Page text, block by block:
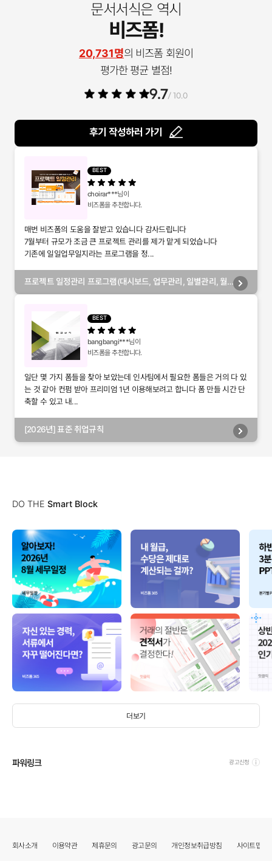
문서서식은 역시
비즈폼!
20,731명의 비즈폼 회원이
평가한 평균 별점!
9.7/ 10.0
후기 작성하러 가기
BEST
choirar***님이
비즈폼을 추천합니다.
매번 비즈폼의 도움을 잘받고 있습니다 감사드립니다
7월부터 규모가 조금 큰 프로젝트 관리를 제가 맡게 되었습니다
기존에 일일업무일지라는 프로그램을 정...
프로젝트 일정관리 프로그램(대시보드, 업무관리, 일별관리, 월
BEST
bangbangi***님이
비즈폼을 추천합니다.
일단 몇 가지 폼들을 찾아 보았는데 인사팀에서 필요한 폼들은 거의 다 있
는 것 같아 컨펌 받아 프리미엄 1년 이용해보려고 합니다 폼 만들 시간 단
축할 수 있고 내...
[2026년] 표준 취업규칙
DO THE Smart Block
더보기
파워링크 광고신청
회사소개 이용약관 제휴문의 광고문의 개인정보취급방침 사이트맵